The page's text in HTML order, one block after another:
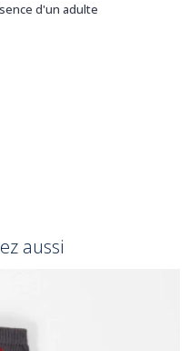
d'un adulte
aussi